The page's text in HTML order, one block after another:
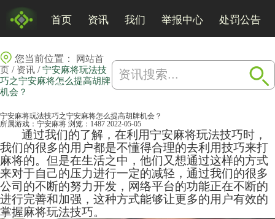
首页 资讯 我们 举报中心 处罚公告
您当前位置：
网站首
页 / 资讯 /宁安麻将玩法技
巧之宁安麻将怎么提高胡牌
机会？
宁安麻将玩法技巧之宁安麻将怎么提高胡牌机会？
所属游戏： 宁安麻将 浏览：1487 2022-05-05
通过我们的了解，在利用宁安麻将玩法技巧时，
我们的很多的用户都是不懂得合理的去利用技巧来打
麻将的。但是在生活之中，他们又想通过这样的方式
来对于自己的压力进行一定的减轻，通过我们的很多
公司的不断的努力开发，网络平台的功能正在不断的
进行完善和加强，这种方式能够让更多的用户有效的
掌握麻将玩法技巧。